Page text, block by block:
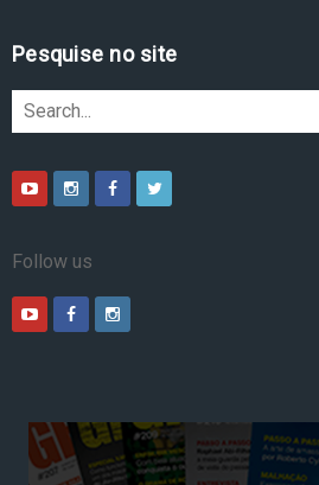
Pesquise no site
Follow us